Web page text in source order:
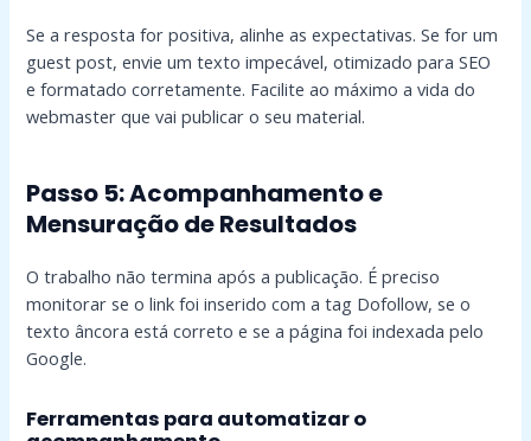
Se a resposta for positiva, alinhe as expectativas. Se for um
guest post, envie um texto impecável, otimizado para SEO
e formatado corretamente. Facilite ao máximo a vida do
webmaster que vai publicar o seu material.
Passo 5: Acompanhamento e
Mensuração de Resultados
O trabalho não termina após a publicação. É preciso
monitorar se o link foi inserido com a tag Dofollow, se o
texto âncora está correto e se a página foi indexada pelo
Google.
Ferramentas para automatizar o